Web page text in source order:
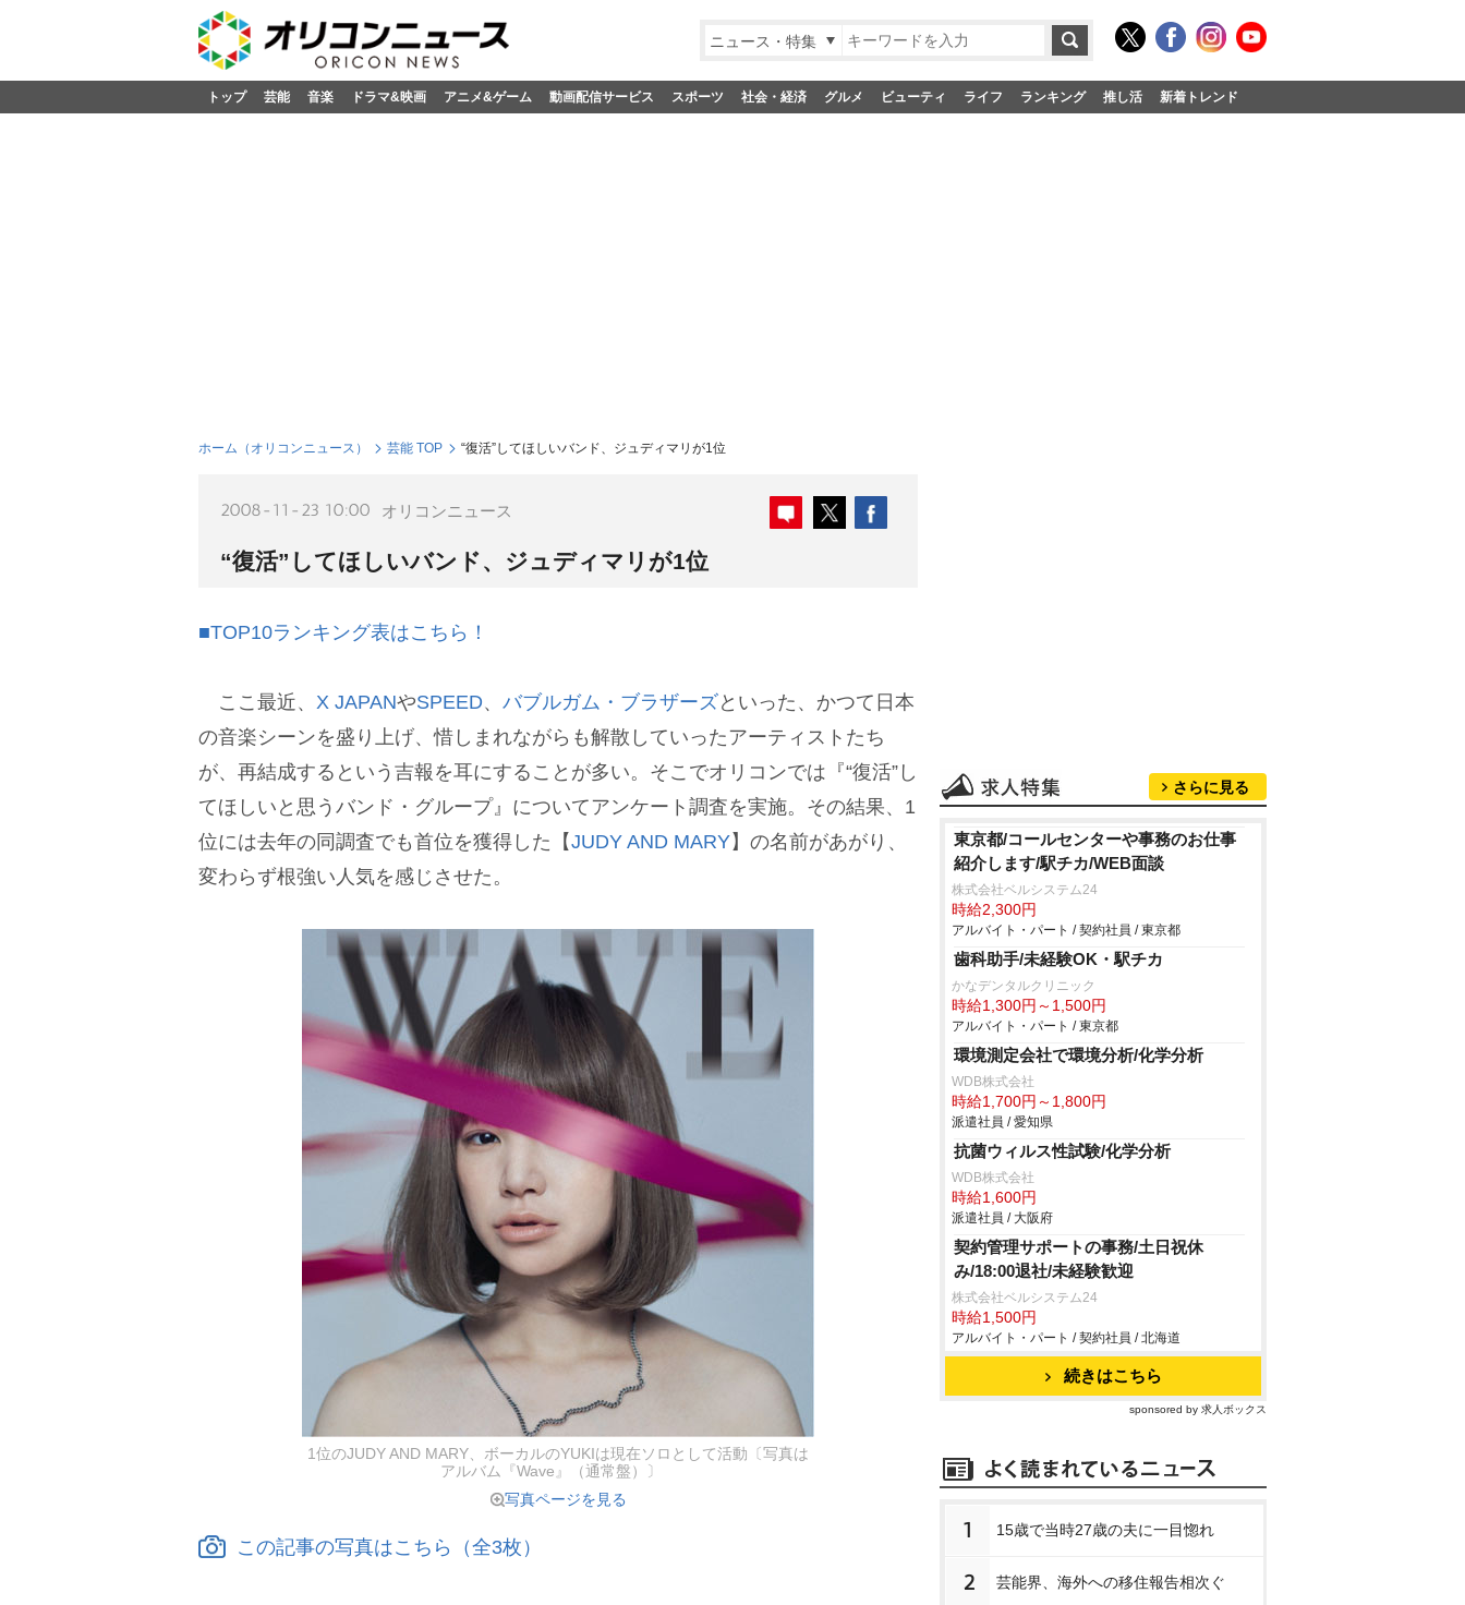
ニュース・特集
トップ 芸能 音楽 ドラマ&映画 アニメ&ゲーム 動画配信サービス スポーツ 社会・経済 グルメ ビューティ ライフ ランキング 推し活 新着トレンド
ホーム（オリコンニュース） 芸能 TOP “復活”してほしいバンド、ジュディマリが1位
2008-11-23 10:00 オリコンニュース
“復活”してほしいバンド、ジュディマリが1位
■TOP10ランキング表はこちら！
ここ最近、 X JAPAN SPEED、 バブルガム・ブラザーズといった、かつて日本
の音楽シーンを盛り上げ、惜しまれながらも解散していったアーティストたち
が、再結成するという吉報を耳にすることが多い。そこでオリコンでは『“復活”し
てほしいと思うバンド・グループ』についてアンケート調査を実施。その結果、1
位には去年の同調査でも首位を獲得した【JUDY AND MARY】の名前があがり、
変わらず根強い人気を感じさせた。
1位のJUDY AND MARY、ボーカルのYUKIは現在ソロとして活動〔写真は
アルバム『Wave』（通常盤）〕
写真ページを見る
この記事の写真はこちら（全3枚）
さらに見る
東京都/コールセンターや事務のお仕事
紹介します/駅チカ/WEB面談
株式会社ベルシステム24
時給2,300円
アルバイト・パート / 契約社員 / 東京都
歯科助手/未経験OK・駅チカ
かなデンタルクリニック
時給1,300円～1,500円
アルバイト・パート / 東京都
環境測定会社で環境分析/化学分析
WDB株式会社
時給1,700円～1,800円
派遣社員 / 愛知県
抗菌ウィルス性試験/化学分析
WDB株式会社
時給1,600円
派遣社員 / 大阪府
契約管理サポートの事務/土日祝休
み/18:00退社/未経験歓迎
株式会社ベルシステム24
時給1,500円
アルバイト・パート / 契約社員 / 北海道
続きはこちら
sponsored by 求人ボックス
1 15歳で当時27歳の夫に一目惚れ
2 芸能界、海外への移住報告相次ぐ